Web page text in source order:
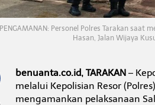
a
t
I
d
h
a
PENGAMANAN: Personel Polres Tarakan
Hasan, Jalan Wijaya
benuanta.co.id, TARAKAN–
melalui Kepolisian Resor
mengamankan pelaksanaan